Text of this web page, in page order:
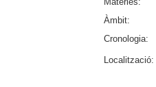
Àmbit:
Cronologia:
Localització: